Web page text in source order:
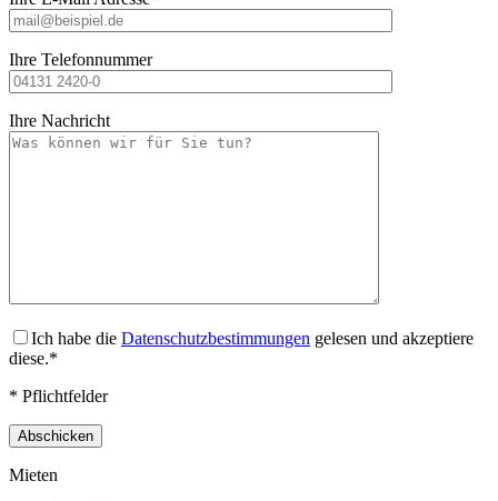
Ihre Telefonnummer
Ihre Nachricht
Ich habe die Datenschutzbestimmungen gelesen und akzeptiere
diese.*
* Pflichtfelder
Mieten